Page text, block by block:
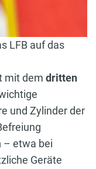
LFB auf das
mit dem dritten
und Zylinder der
– etwa bei
Geräte